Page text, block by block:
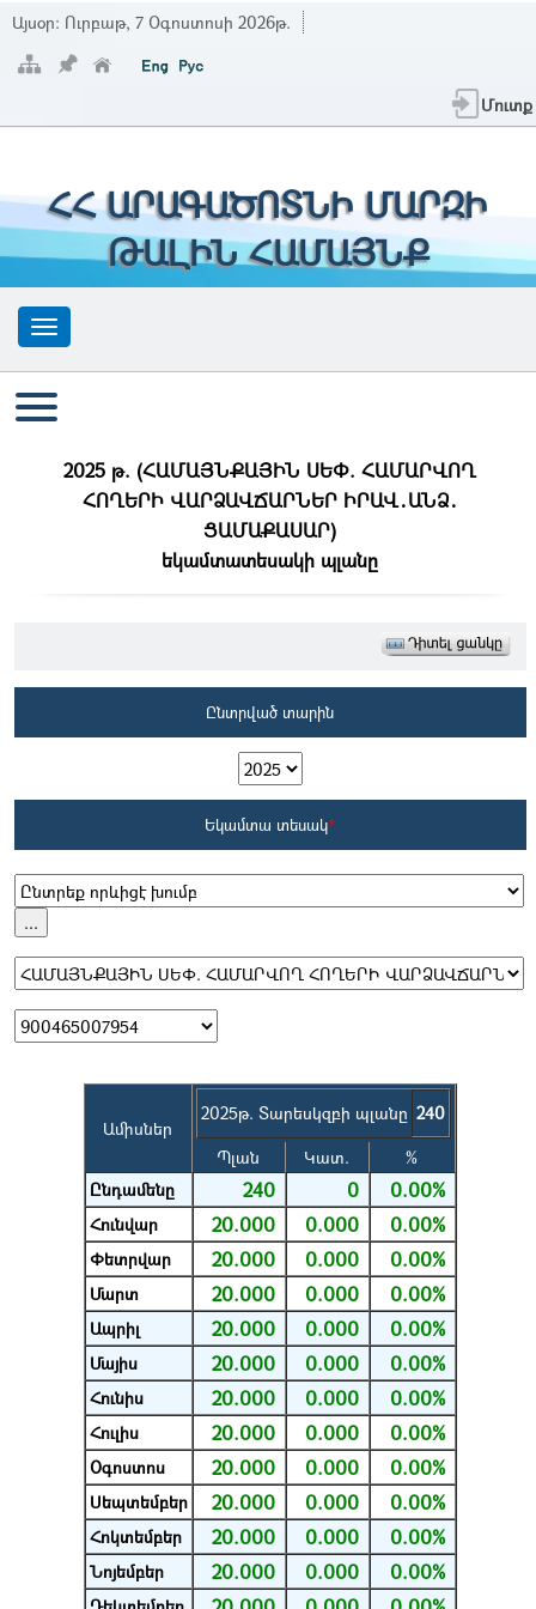
Այսօր: Ուրբաթ, 7 Օգոստոսի 2026թ.
Մուտք
ՀՀ ԱՐԱԳԱԾՈՏՆԻ ՄԱՐԶԻ
ԹԱԼԻՆ ՀԱՄԱՅՆՔ
2025 թ. (ՀԱՄԱՅՆՔԱՅԻՆ ՍԵՓ. ՀԱՄԱՐՎՈՂ
ՀՈՂԵՐԻ ՎԱՐՁԱՎՃԱՐՆԵՐ ԻՐԱՎ․ԱՆՁ․
ՑԱՄԱՔԱՍԱՐ)
եկամտատեսակի պլանը
Ընտրված տարին
Եկամտա տեսակ*
Ամիսներ
2025թ. Տարեսկզբի պլանը 240
Պլան
Կատ.
%
Ընդամենը
240 0 0.00%
Հունվար 20.000 0.000 0.00%
Փետրվար 20.000 0.000 0.00%
Մարտ 20.000 0.000 0.00%
Ապրիլ 20.000 0.000 0.00%
Մայիս 20.000 0.000 0.00%
Հունիս 20.000 0.000 0.00%
Հուլիս 20.000 0.000 0.00%
Օգոստոս 20.000 0.000 0.00%
Սեպտեմբեր 20.000 0.000 0.00%
Հոկտեմբեր 20.000 0.000 0.00%
Նոյեմբեր 20.000 0.000 0.00%